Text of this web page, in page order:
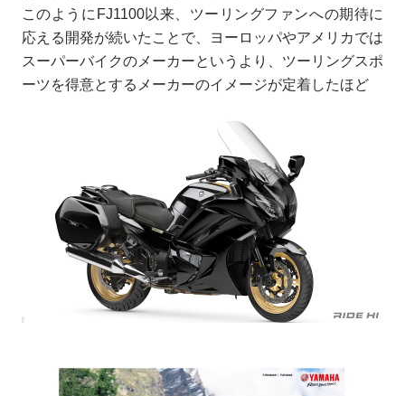
このようにFJ1100以来、ツーリングファンへの期待に
応える開発が続いたことで、ヨーロッパやアメリカでは
スーパーバイクのメーカーというより、ツーリングスポ
ーツを得意とするメーカーのイメージが定着したほど